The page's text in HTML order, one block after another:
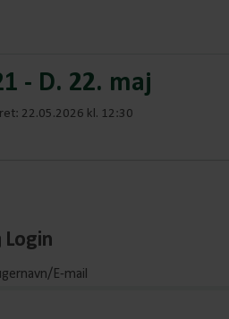
- D. 22. maj
22.05.2026 kl. 12:30
Login
E-mail